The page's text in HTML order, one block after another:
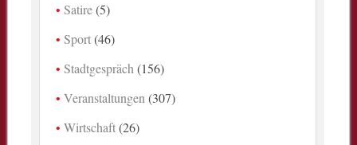
Satire(5)
Sport(46)
Stadtgespräch (156)
Veranstaltungen (307)
Wirtschaft(26)